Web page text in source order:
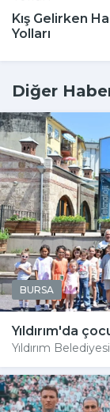
Kış Gelirken
Yolları
Diğer
BURSA
Yıldırım'da
Yıldırım